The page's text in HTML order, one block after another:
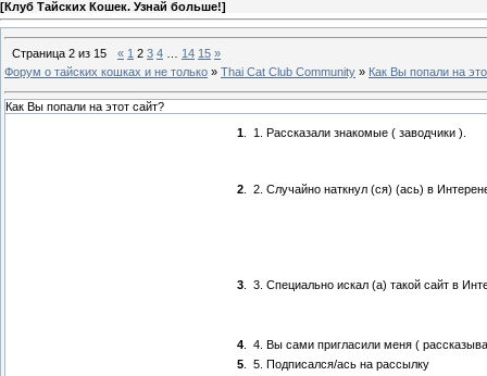
[Клуб Тайских Кошек. Узнай больше!]
Страница 2 из 15 « 1 2 3 4 14 15 »
Форум о тайских кошках и не только » Thai Cat Club Community » Как Вы попали на
Как Вы попали на этот сайт?
1
1. Рассказали знакомые ( заводчики ).
2 2. Случайно наткнул (ся) (ась) в
3 3. Специально искал (а) такой сайт в
4
4. Вы сами пригласили меня (
5
5. Подписался/ась на рассылку